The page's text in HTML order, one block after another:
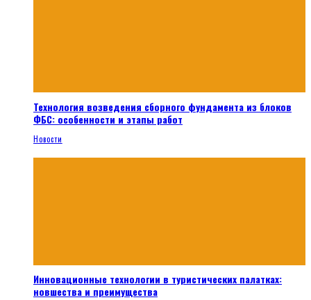
Технология возведения сборного фундамента из блоков
ФБС: особенности и этапы работ
Новости
Инновационные технологии в туристических палатках:
новшества и преимущества